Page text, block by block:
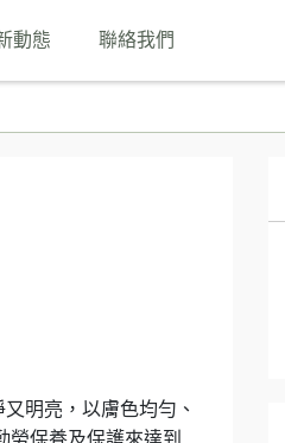
動態 聯絡我們
明亮，以膚色均勻、
保養及保護來達到